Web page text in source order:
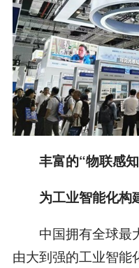
丰富的“物联感
为工业智能化构
中国拥有全球最
由大到强的工业智能